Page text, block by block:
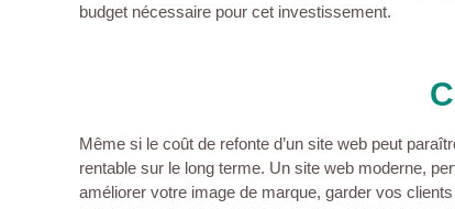
budget nécessaire pour cet investissement.
Même si le coût de refonte d’un site web peut
rentable sur le long terme. Un site web moderne,
améliorer votre image de marque, garder vos